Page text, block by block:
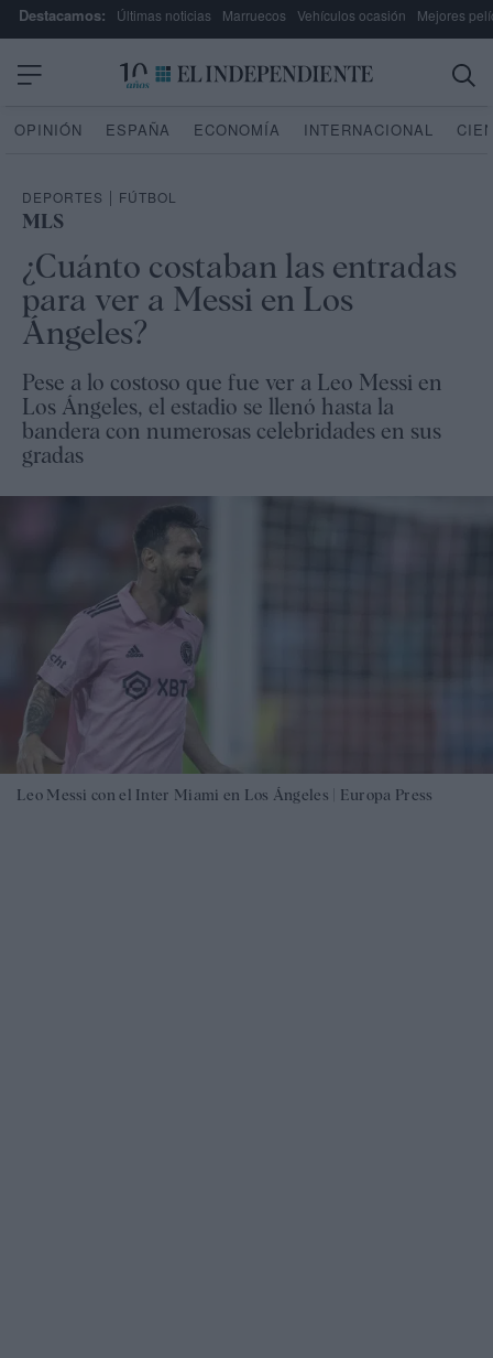
Destacamos: Últimas noticias Marruecos Vehículos ocasión Mejores
OPINIÓN ESPAÑA ECONOMÍA INTERNACIONAL
DEPORTES | FÚTBOL
MLS
¿Cuánto costaban las entradas
para ver a Messi en Los
Ángeles?
Pese a lo costoso que fue ver a Leo Messi en
Los Ángeles, el estadio se llenó hasta la
bandera con numerosas celebridades en sus
gradas
Leo Messi con el Inter Miami en Los Ángeles | Europa Press